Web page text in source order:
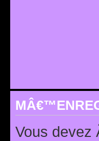
Vous devez